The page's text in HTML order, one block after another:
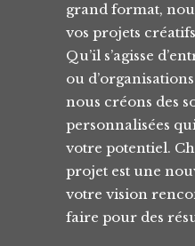
grand format,
vos projets
Qu’il s’agisse
ou
nous créons des
personnalisées
votre potentiel.
projet est une
votre vision
faire pour des